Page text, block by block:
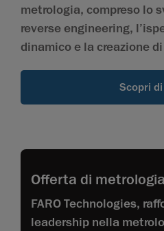
metrologia, compreso lo
reverse engineering,
dinamico e la creazione
Scopri
Offerta di
FARO Technologies,
leadership nella